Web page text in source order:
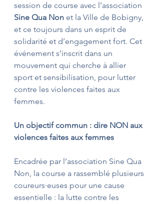
session de course avec l’association
Sine Qua Non et la Ville de Bobigny,
et ce toujours dans un esprit de
solidarité et d’engagement fort. Cet
événement s’inscrit dans un
mouvement qui cherche à allier
sport et sensibilisation, pour lutter
contre les violences faites aux
femmes.
Un objectif commun : dire NON aux
violences faites aux femmes
Encadrée par l’association Sine Qua
Non, la course a rassemblé plusieurs
coureurs·euses pour une cause
essentielle : la lutte contre les